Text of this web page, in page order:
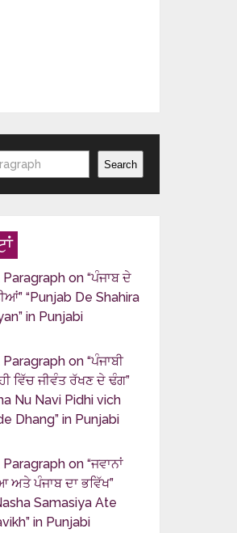
Search
on “ਪੰਜਾਬ ਦੇ
“Punjab De Shahira
in Punjabi
on “ਪੰਜਾਬੀ
ਵਿੱਚ ਜੀਵੰਤ ਰੱਖਣ ਦੇ ਢੰਗ”
Nu Navi Pidhi vich
Dhang” in Punjabi
on “ਜਵਾਨਾਂ
ਅਤੇ ਪੰਜਾਬ ਦਾ ਭਵਿੱਖ”
Samasiya Ate
in Punjabi